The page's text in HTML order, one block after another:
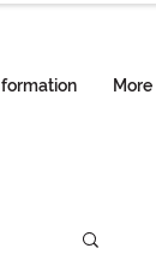
formation More